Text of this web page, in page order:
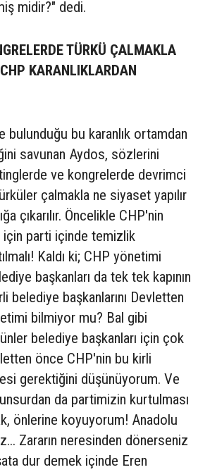
midir?" dedi.
TÜRKÜ ÇALMAKLA
KARANLIKLARDAN
bulunduğu bu karanlık ortamdan
savunan Aydos, sözlerini
ve kongrelerde devrimci
çalmakla ne siyaset yapılır
çıkarılır. Öncelikle CHP'nin
için parti içinde temizlik
Kaldı ki; CHP yönetimi
başkanları da tek tek kapının
belediye başkanlarını Devletten
bilmiyor mu? Bal gibi
belediye başkanları için çok
önce CHP'nin bu kirli
gerektiğini düşünüyorum. Ve
da partimizin kurtulması
önlerine koyuyorum! Anadolu
Zararın neresinden dönerseniz
dur demek içinde Eren